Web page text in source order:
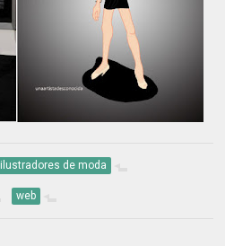
ilustradores de moda
web